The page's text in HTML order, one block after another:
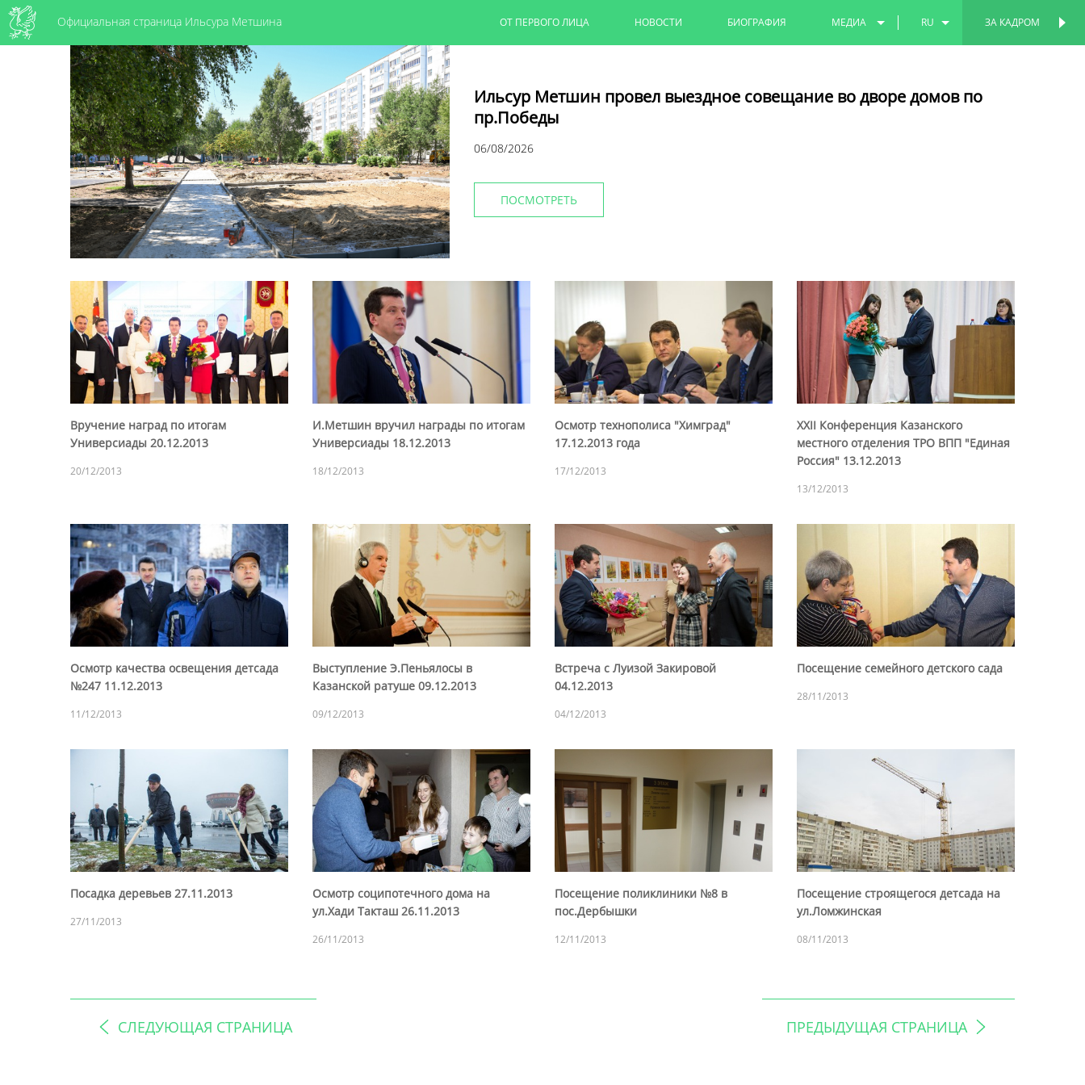
Официальная страница Ильсура Метшина ЗА КАДРОМ
ОТ ПЕРВОГО ЛИЦА НОВОСТИ БИОГРАФИЯ МЕДИА RU
Ильсур Метшин провел выездное совещание во дворе домов по
пр.Победы
06/08/2026
ПОСМОТРЕТЬ
Вручение наград по итогам
Универсиады 20.12.2013
20/12/2013
И.Метшин вручил награды по итогам
Универсиады 18.12.2013
18/12/2013
Осмотр технополиса "Химград"
17.12.2013 года
17/12/2013
XXII Конференция Казанского
местного отделения ТРО ВПП "Единая
Россия" 13.12.2013
13/12/2013
Осмотр качества освещения детсада
№247 11.12.2013
11/12/2013
Выступление Э.Пеньялосы в
Казанской ратуше 09.12.2013
09/12/2013
Встреча с Луизой Закировой
04.12.2013
04/12/2013
Посещение семейного детского сада
28/11/2013
Посадка деревьев 27.11.2013
27/11/2013
Осмотр соципотечного дома на
ул.Хади Такташ 26.11.2013
26/11/2013
Посещение поликлиники №8 в
пос.Дербышки
12/11/2013
Посещение строящегося детсада на
ул.Ломжинская
08/11/2013
СЛЕДУЮЩАЯ СТРАНИЦА ПРЕДЫДУЩАЯ СТРАНИЦА
ПЕРСОНАЛЬНАЯ